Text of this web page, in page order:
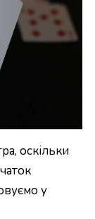
оскільки
у